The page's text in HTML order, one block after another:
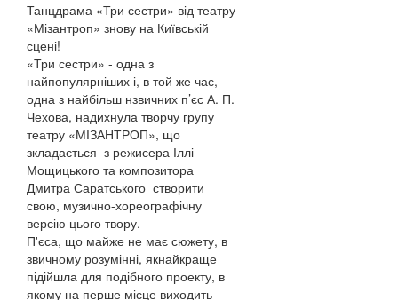
Танцдрама «Три сестри» від театру
«Мізантроп» знову на Київській
сцені!
«Три сестри» - одна з
найпопулярніших і, в той же час,
одна з найбільш нзвичних п’єс А. П.
Чехова, надихнула творчу групу
театру «МІЗАНТРОП», що
зкладається з режисера Іллі
Мощицького та композитора
Дмитра Саратського створити
свою, музично-хореографічну
версію цього твору.
П'єса, що майже не має сюжету, в
звичному розумінні, якнайкраще
підійшла для подібного проекту, в
якому на перше місце виходить